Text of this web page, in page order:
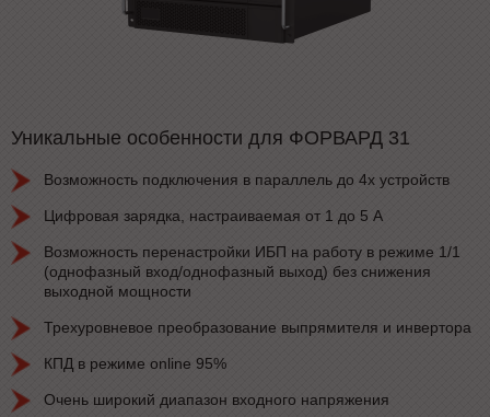
Уникальные особенности для ФОРВАРД 31
Возможность подключения в параллель до 4х устройств
Цифровая зарядка, настраиваемая от 1 до 5 А
Возможность перенастройки ИБП на работу в режиме 1/1
(однофазный вход/однофазный выход) без снижения
выходной мощности
Трехуровневое преобразование выпрямителя и инвертора
КПД в режиме online 95%
Очень широкий диапазон входного напряжения